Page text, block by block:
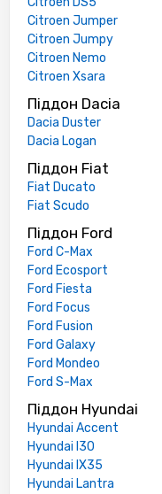
Citroen Jumper
Citroen Jumpy
Citroen Nemo
Citroen Xsara
Піддон Dacia
Dacia Duster
Dacia Logan
Піддон Fiat
Fiat Ducato
Fiat Scudo
Піддон Ford
Ford C-Max
Ford Ecosport
Ford Fiesta
Ford Focus
Ford Fusion
Ford Galaxy
Ford Mondeo
Ford S-Max
Піддон Hyundai
Hyundai Accent
Hyundai I30
Hyundai IX35
Hyundai Lantra